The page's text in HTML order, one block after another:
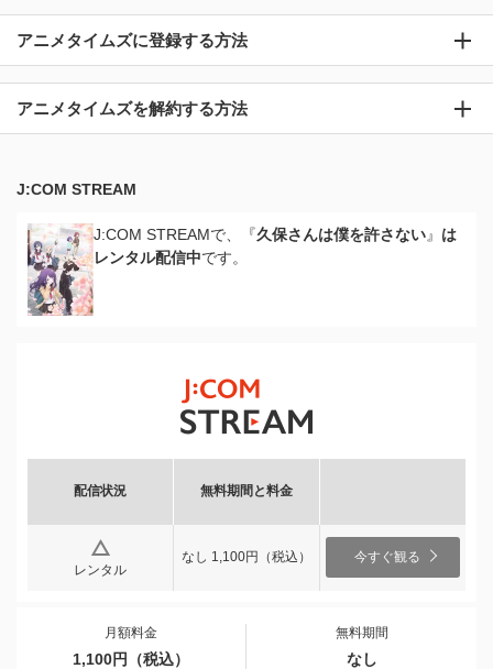
アニメタイムズに登録する方法
アニメタイムズを解約する方法
J:COM STREAM
J:COM STREAMで、『久保さんは僕を許さない』 は
レンタル配信中です。
配信状況 無料期間と料金
レンタル
なし 1,100円（税込） 今すぐ観る
月額料金
1,100円（税込）
無料期間
なし